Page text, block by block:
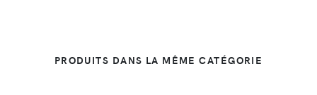
PRODUITS DANS LA MÊME CATÉGORIE